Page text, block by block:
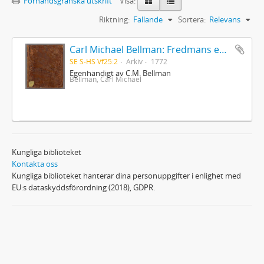
Sortera: Relevans
Riktning: Fallande
Carl Michael Bellman: Fredmans epistlar [dedicerade till J.D. Duwall] Del 2
SE S-HS Vf25:2 Arkiv 1772
Egenhändigt av C.M. Bellman
Bellman, Carl Michael
Kungliga biblioteket
Kontakta oss
Kungliga biblioteket hanterar dina personuppgifter i enlighet med
EU:s dataskyddsförordning (2018), GDPR.